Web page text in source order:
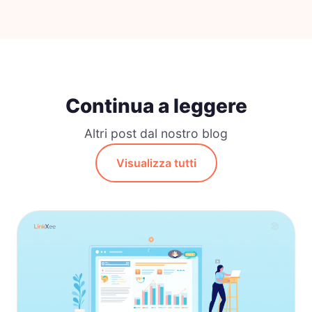
Continua a leggere
Altri post dal nostro blog
Visualizza tutti